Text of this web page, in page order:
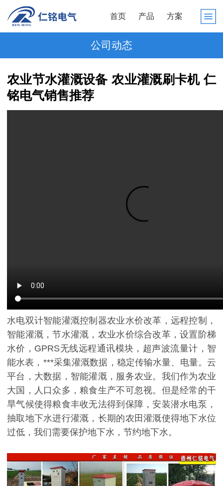
首页 产品 方案
公司动态
农业节水灌溉设备 农业灌溉刷卡机 仁
铭电气销售推荐
水电双计智能灌溉控制器农业水价改革，远程控制，
智能灌溉，节水灌溉，农业水价综合改革，设置阶梯
水价，GPRS无线远程通讯模块，超声波流量计，智
能水表，***采集灌溉数据，稳定传输水量、电量。云
平台，大数据，智能灌溉，服务农业。我们作为农业
大国，人口众多，粮食生产不可忽视。但是经常的干
旱气候使得粮食丰收无法得到保障，安装潜水电泵，
抽取地下水进行灌溉，长期的农田灌溉使得地下水位
过低，我们需要保护地下水，节约地下水。